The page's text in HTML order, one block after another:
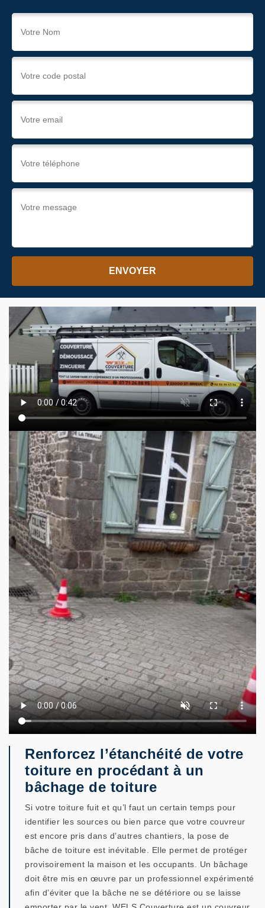
Renforcez l’étanchéité de votre
toiture en procédant à un
bâchage de toiture
Si votre toiture fuit et qu’l faut un certain temps pour
identifier les sources ou bien parce que votre couvreur
est encore pris dans d’autres chantiers, la pose de
bâche de toiture est inévitable. Elle permet de protéger
provisoirement la maison et les occupants. Un bâchage
doit être mis en œuvre par un professionnel expérimenté
afin d’éviter que la bâche ne se détériore ou se laisse